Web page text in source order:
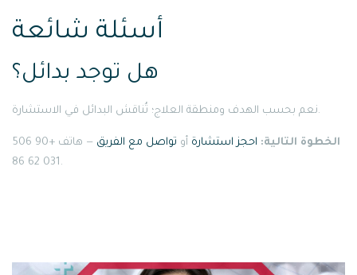
أسئلة شائعة
هل توجد بدائل؟
نعم بحسب الهدف ومنطقة العلاج؛ تُناقش البدائل في الاستشارة.
الخطوة التالية: احجز استشارة أو تواصل مع الفريق
— هاتف +90 506
031 62 86.